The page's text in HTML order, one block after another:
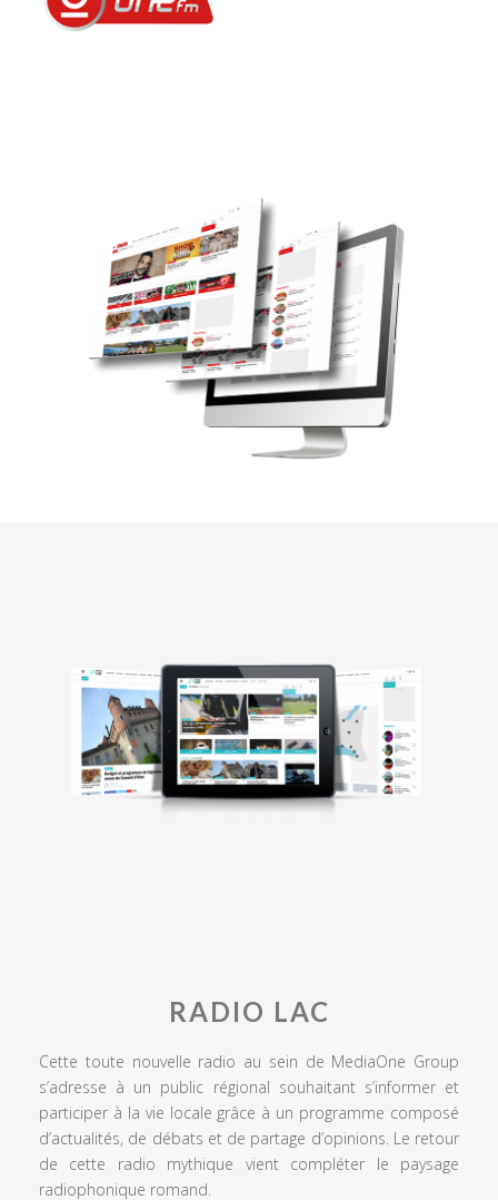
RADIO LAC
Cette toute nouvelle radio au sein de MediaOne Group
s’adresse à un public régional souhaitant s’informer et
participer à la vie locale grâce à un programme composé
d’actualités, de débats et de partage d’opinions. Le retour
de cette radio mythique vient compléter le paysage
radiophonique romand.